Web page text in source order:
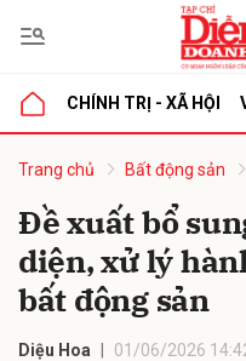
CHÍNH TRỊ - XÃ HỘI
Trang chủ Bất động sản
Đề xuất bổ
diện, xử lý
bất động sản
Diệu Hoa 01/06/2026
luận